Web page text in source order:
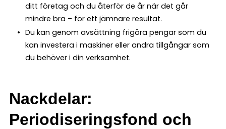
ditt företag och du återför de år när det går
mindre bra – för ett jämnare resultat.
Du kan genom avsättning frigöra pengar som du
kan investera i maskiner eller andra tillgångar som
du behöver i din verksamhet.
Nackdelar:
Periodiseringsfond och